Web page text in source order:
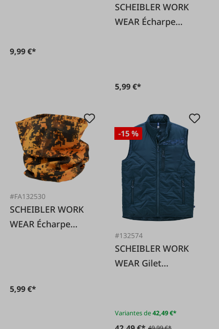
9,99 €*
SCHEIBLER WORK
WEAR Écharpe
5,99 €*
#FA132530
SCHEIBLER WORK
WEAR Écharpe
5,99 €*
-15 %
#132574
SCHEIBLER WORK
WEAR Gilet
Variantes de42,49 €*